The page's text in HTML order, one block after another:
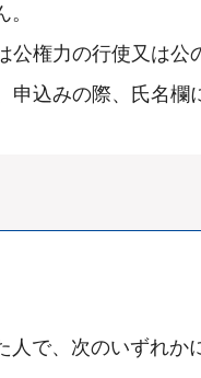
公権力の行使又は
申込みの際、氏名欄
人で、次のいずれか